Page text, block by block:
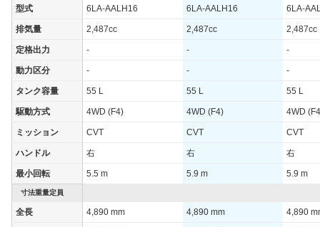
型式 6LA-AALH16 6LA-AALH16 6LA-
排気量 2,487cc 2,487cc 2,487cc
定格出力 - - -
動力区分 - - -
タンク容量 55 L 55 L 55 L
駆動方式 4WD (F4) 4WD (F4) 4WD
ミッション CVT CVT CVT
ハンドル 右 右 右
最小回転 5.5 m 5.9 m 5.9 m
寸法重量定員
全長 4,890 mm 4,890 mm 4,890